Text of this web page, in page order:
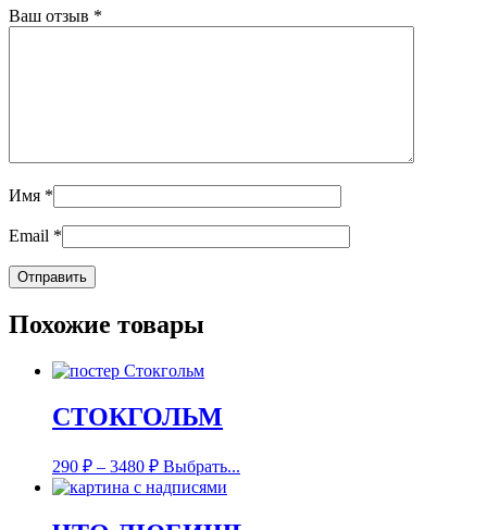
Ваш отзыв *
Имя *
Email *
Похожие товары
СТОКГОЛЬМ
290 ₽ – 3480 ₽ Выбрать...